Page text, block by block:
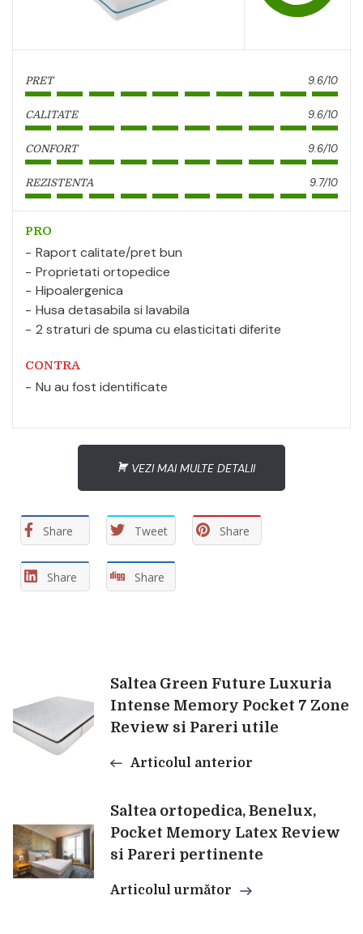
PRET 9.6/10
CALITATE 9.6/10
CONFORT 9.6/10
REZISTENTA 9.7/10
PRO
Raport calitate/pret bun
Proprietati ortopedice
Hipoalergenica
Husa detasabila si lavabila
2 straturi de spuma cu elasticitati diferite
CONTRA
Nu au fost identificate
VEZI MAI MULTE DETALII
Share Tweet Share
Share Share
Navigare
în
articole
Saltea Green Future Luxuria
Intense Memory Pocket 7 Zone
Review si Pareri utile
Articolul anterior
Saltea ortopedica, Benelux,
Pocket Memory Latex Review
si Pareri pertinente
Articolul următor